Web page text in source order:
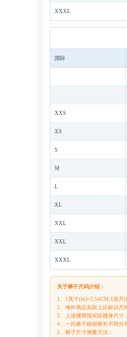
XXXL
国际
XXS
XS
S
M
L
XL
XXL
XXL
XXXL
关于裤子尺码介绍：
1、1英寸(in)=2.54CM;1英尺
2、海外商品实际上比标识尺
3、上述腰围指实际腰身尺寸
4、一此裤子根据裤长不同分
5、裤子尺寸测量方法：